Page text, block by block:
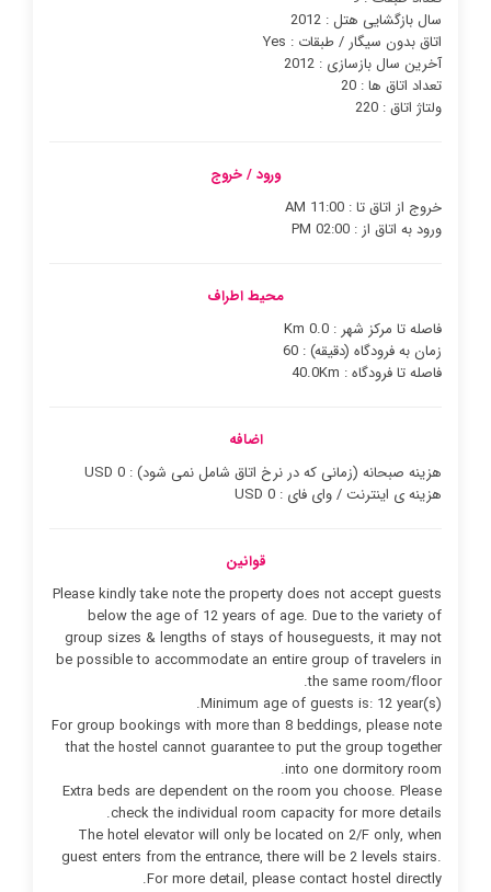
سال بازگشایی هتل : 2012
اتاق بدون سیگار / طبقات : Yes
آخرین سال بازسازی : 2012
تعداد اتاق ها : 20
ولتاژ اتاق : 220
ورود / خروج
خروج از اتاق تا : 11:00 AM
ورود به اتاق از : 02:00 PM
محیط اطراف
فاصله تا مرکز شهر : 0.0 Km
زمان به فرودگاه (دقیقه) : 60
فاصله تا فرودگاه : 40.0Km
اضافه
هزینه صبحانه (زمانی که در نرخ اتاق شامل نمی شود) : 0 USD
هزینه ی اینترنت / وای فای : 0 USD
قوانین
Please kindly take note the property does not accept guests
below the age of 12 years of age. Due to the variety of
group sizes & lengths of stays of houseguests, it may not
be possible to accommodate an entire group of travelers in
the same room/floor.
Minimum age of guests is: 12 year(s).
For group bookings with more than 8 beddings, please note
that the hostel cannot guarantee to put the group together
into one dormitory room.
Extra beds are dependent on the room you choose. Please
check the individual room capacity for more details.
The hotel elevator will only be located on 2/F only, when
guest enters from the entrance, there will be 2 levels stairs.
For more detail, please contact hostel directly.